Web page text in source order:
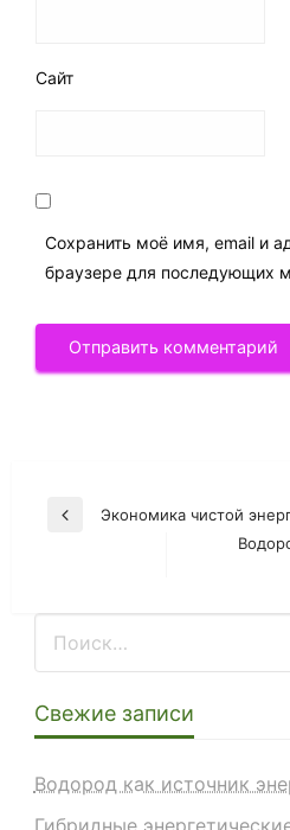
Сайт
Сохранить моё имя, email и
браузере для последующих
Навигация
Previous
Экономика чистой
Свежие записи
Водород как источник
Гибридные